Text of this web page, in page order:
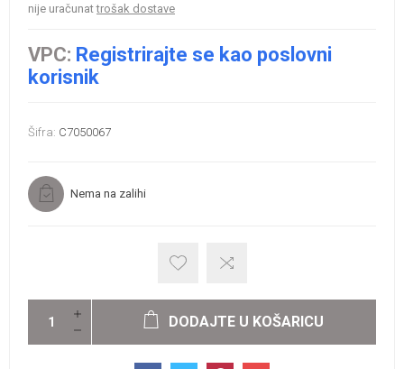
nije uračunattrošak dostave
VPC: Registrirajte se kao poslovni
korisnik
Šifra: C7050067
Nema na zalihi
DODAJTE U KOŠARICU